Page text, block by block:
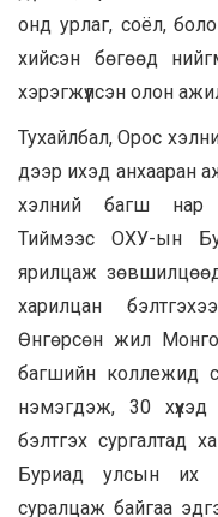
онд урлаг, соёл,
хийсэн бөгөөд
хэрэгжүүлсэн олон
Тухайлбал, Орос
дээр ихэд анхааран
хэлний багш нар
Тиймээс ОХУ-ын
ярилцаж
харилцан
Өнгөрсөн жил
багшийн коллежид
нэмэгдэж, 30
бэлтгэх сургалтад
Буриад улсын их
суралцаж байгаа